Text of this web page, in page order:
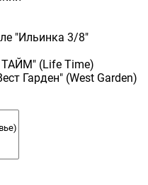
"Ильинка 3/8"
(Life Time)
Гарден" (West Garden)